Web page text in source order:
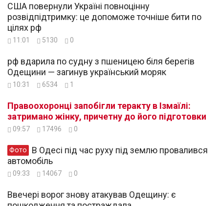
США повернули Україні повноцінну
розвідпідтримку: це допоможе точніше бити по
цілях рф
11:01 5130 0
рф вдарила по судну з пшеницею біля берегів
Одещини — загинув український моряк
10:31 6534 1
Правоохоронці запобігли теракту в Ізмаїлі:
затримано жінку, причетну до його підготовки
09:57 17496 0
Фото
автомобіль
09:33 14067 0
Ввечері ворог знову атакував Одещину: є